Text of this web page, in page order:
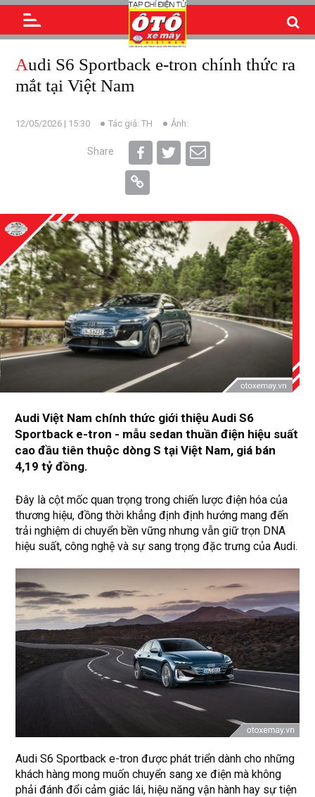
Audi S6 Sportback e-tron chính thức ra
mắt tại Việt Nam
12/05/2026 | 15:30 Tác giả: TH Ảnh:
Share
Audi Việt Nam chính thức giới thiệu Audi S6
Sportback e-tron - mẫu sedan thuần điện hiệu suất
cao đầu tiên thuộc dòng S tại Việt Nam, giá bán
4,19 tỷ đồng.
Đây là cột mốc quan trọng trong chiến lược điện hóa của
thương hiệu, đồng thời khẳng định định hướng mang đến
trải nghiệm di chuyển bền vững nhưng vẫn giữ trọn DNA
hiệu suất, công nghệ và sự sang trọng đặc trưng của Audi.
Audi S6 Sportback e-tron được phát triển dành cho những
khách hàng mong muốn chuyển sang xe điện mà không
phải đánh đổi cảm giác lái, hiệu năng vận hành hay sự tiện